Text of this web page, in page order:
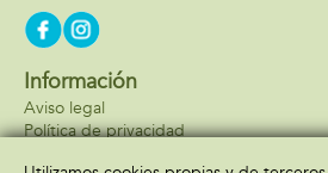
Información
Aviso legal
Política de privacidad